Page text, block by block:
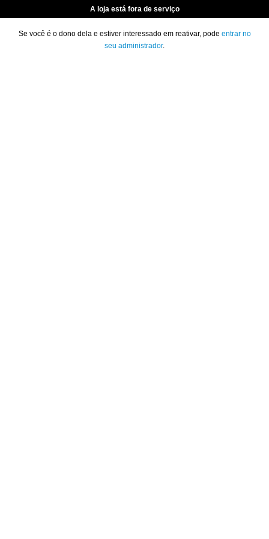
A loja está fora de serviço
Se você é o dono dela e estiver interessado em reativar, pode entrar no
seu administrador.